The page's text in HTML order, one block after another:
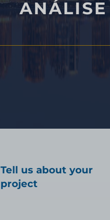
Tell us about your
project